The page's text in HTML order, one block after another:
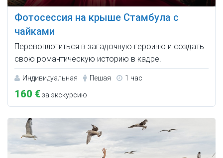
Фотосессия на крыше Стамбула с
чайками
Перевоплотиться в загадочную героиню и создать
свою романтическую историю в кадре.
Индивидуальная Пешая 1 час
160 €за экскурсию